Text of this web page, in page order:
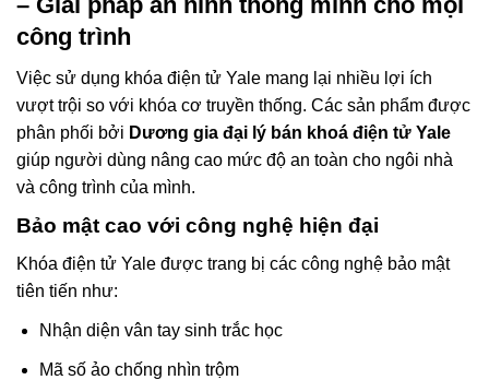
công trình
Việc sử dụng khóa điện tử Yale mang lại nhiều lợi ích
vượt trội so với khóa cơ truyền thống. Các sản phẩm được
phân phối bởi Dương gia đại lý bán khoá điện tử Yale
giúp người dùng nâng cao mức độ an toàn cho ngôi nhà
và công trình của mình.
Bảo mật cao với công nghệ hiện đại
Khóa điện tử Yale được trang bị các công nghệ bảo mật
tiên tiến như:
Nhận diện vân tay sinh trắc học
Mã số ảo chống nhìn trộm